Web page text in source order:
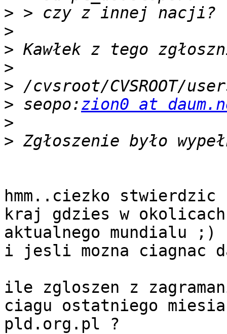
>
>
>
>
>
> seopo:zion0 at
>
>
hmm..ciezko
kraj gdzies w okolicach
aktualnego mundialu ;)
i jesli mozna ciagnac
ile zgloszen z
ciagu ostatniego
pld.org.pl ?